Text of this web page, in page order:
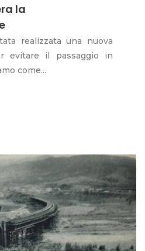
la
realizzata una nuova
evitare il passaggio in
come...